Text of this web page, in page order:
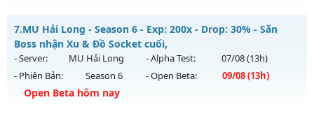
Antihack: AntiShield
MU HỎA LONG 6.9 - 🌐 Website: https://muhoalong.pro
Mu mới ra tháng 08 2026 - Mở máy chủ
https://facebook.com/muhoalongvào 08h ngày
06/08/2626
Exp: 9999x - Drop: 20%
7.MU Hải Long - Season 6 - Exp: 200x - Drop: 30% - Săn
Boss nhận Xu & Đồ Socket cuối,
- Server: MU Hải Long - Alpha Test: 07/08(13h)
- Phiên Bản:
Season 6 - Open Beta: 09/08(13h)
Open Beta hôm nay